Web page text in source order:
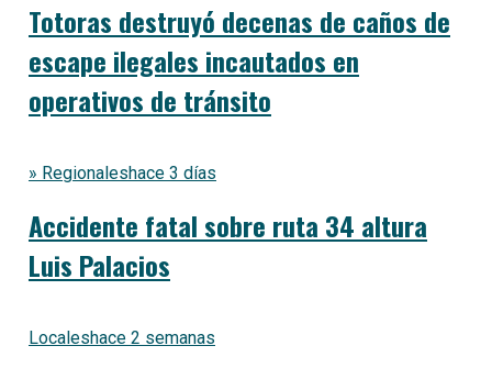
Totoras destruyó decenas de caños de
escape ilegales incautados en
operativos de tránsito
» Regionaleshace 3 días
Accidente fatal sobre ruta 34 altura
Luis Palacios
Localeshace 2 semanas